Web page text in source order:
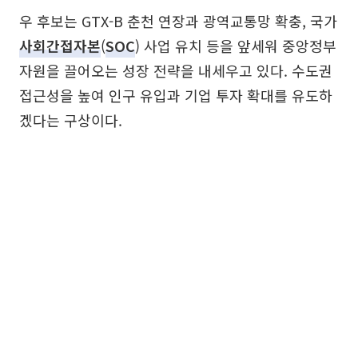
우 후보는 GTX-B 춘천 연장과 광역교통망 확충, 국가
사회간접자본(SOC) 사업 유치 등을 앞세워 중앙정부
자원을 끌어오는 성장 전략을 내세우고 있다. 수도권
접근성을 높여 인구 유입과 기업 투자 확대를 유도하
겠다는 구상이다.